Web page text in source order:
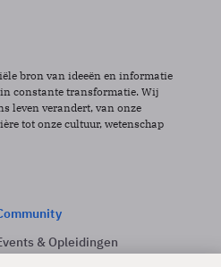
bron van ideeën en informatie
constante transformatie. Wij
leven verandert, van onze
tot onze cultuur, wetenschap
& Opleidingen